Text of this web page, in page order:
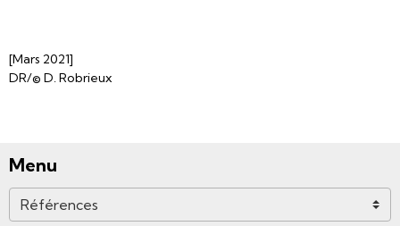
[Mars 2021]
DR/© D. Robrieux
Menu